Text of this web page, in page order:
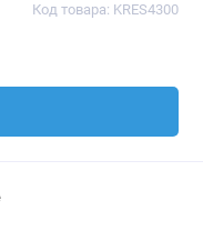
Код товара: KRES4300